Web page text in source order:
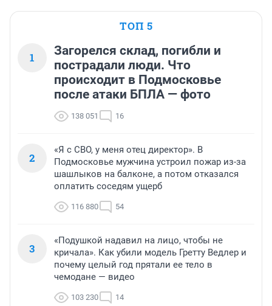
ТОП 5
1
Загорелся склад, погибли и
пострадали люди. Что
происходит в Подмосковье
после атаки БПЛА — фото
138 051 16
2
«Я с СВО, у меня отец директор». В
Подмосковье мужчина устроил пожар из-за
шашлыков на балконе, а потом отказался
оплатить соседям ущерб
116 880 54
3
«Подушкой надавил на лицо, чтобы не
кричала». Как убили модель Гретту Ведлер и
почему целый год прятали ее тело в
чемодане — видео
103 230 14